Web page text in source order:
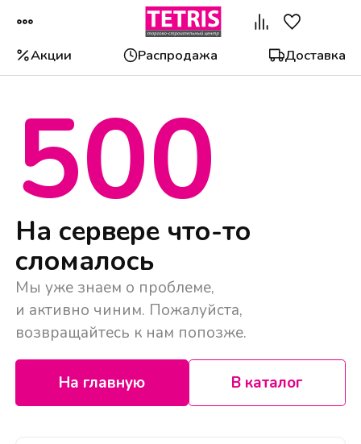
Акции Распродажа Доставка
500
На сервере что-то
сломалось
Мы уже знаем о проблеме,
и активно чиним. Пожалуйста,
возвращайтесь к нам попозже.
На главную В каталог